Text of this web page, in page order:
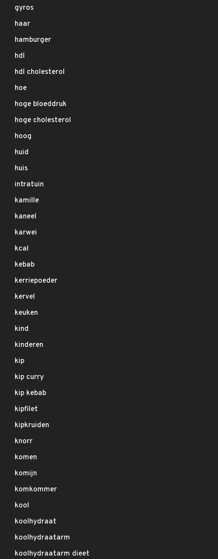
gyros
haar
hamburger
hdl
hdl cholesterol
hoe
hoge bloeddruk
hoge cholesterol
hoog
huid
huis
intratuin
kamille
kaneel
karwei
kcal
kebab
kerriepoeder
kervel
keuken
kind
kinderen
kip
kip curry
kip kebab
kipfilet
kipkruiden
knorr
komen
komijn
komkommer
kool
koolhydraat
koolhydraatarm
koolhydraatarm dieet